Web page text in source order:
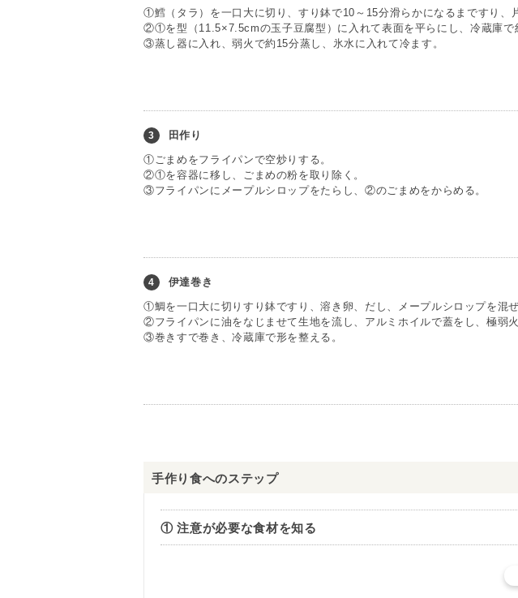
①鱈（タラ）を一口大に切り、すり鉢で10～15分滑らかになるまですり、
②①を型（11.5×7.5cmの玉子豆腐型）に入れて表面を平らにし、冷蔵庫で
③蒸し器に入れ、弱火で約15分蒸し、氷水に入れて冷ます。
3
田作り
①ごまめをフライパンで空炒りする。
②①を容器に移し、ごまめの粉を取り除く。
③フライパンにメープルシロップをたらし、②のごまめをからめる。
4
伊達巻き
①鯛を一口大に切りすり鉢ですり、溶き卵、だし、メープルシロップを混ぜ
②フライパンに油をなじませて生地を流し、アルミホイルで蓋をし、極弱
③巻きすで巻き、冷蔵庫で形を整える。
手作り食へのステップ
① 注意が必要な食材を知る